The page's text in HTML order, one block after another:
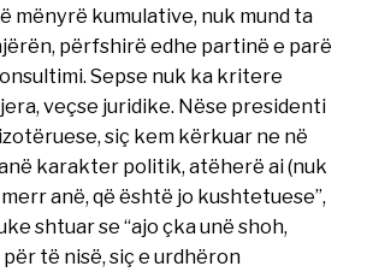
mënyrë kumulative, nuk mund ta
përfshirë edhe partinë e parë
Sepse nuk ka kritere
veçse juridike. Nëse presidenti
siç kem kërkuar ne në
karakter politik, atëherë ai (nuk
anë, që është jo kushtetuese”,
shtuar se “ajo çka unë shoh,
të nisë, siç e urdhëron